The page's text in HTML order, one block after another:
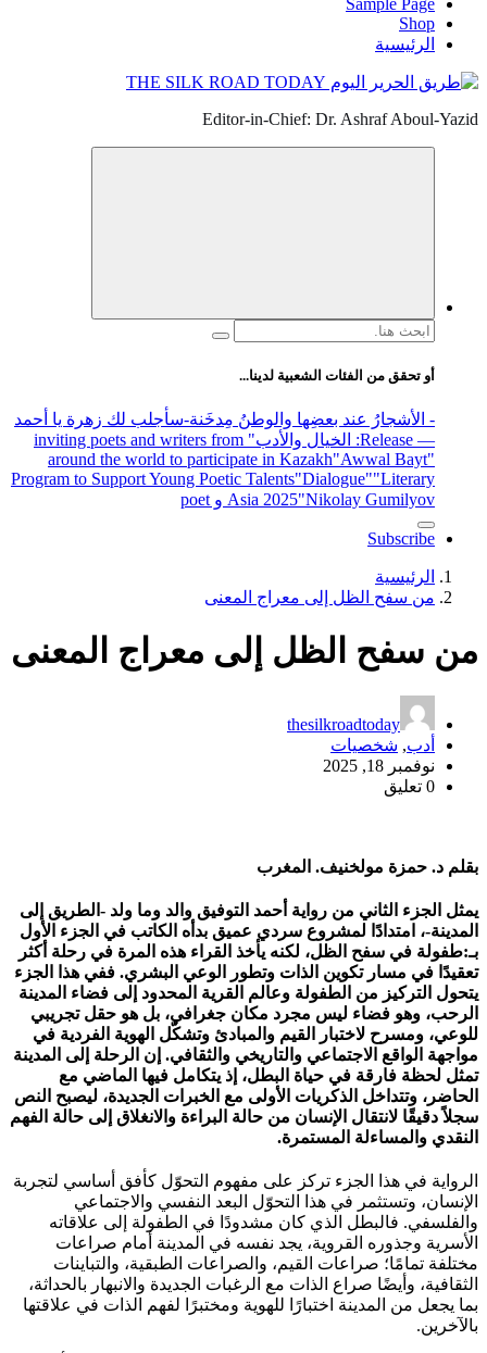
Sample Page
Shop
الرئيسية
Editor-in-Chief: Dr. Ashraf Aboul-Yazid
البحث
أو تحقق من الفئات الشعبية لدينا...
- الأشجارُ عند بعضِها والوطنُ مِدخَنة-سأجلب لك زهرة يا أحمد
— Release
: الخيال والأدب
" inviting poets and writers from
around the world to participate in Kazakh"Awwal Bayt"
Program to Support Young Poetic Talents"Dialogue""Literary
Asia 2025"Nikolay Gumilyov و poet
Subscribe
الرئيسية
من سفح الظل إلى معراج المعنى
من سفح الظل إلى معراج المعنى
thesilkroadtoday
أدب, شخصيات
نوفمبر 18, 2025
0 تعليق
بقلم د. حمزة مولخنيف. المغرب
يمثل الجزء الثاني من رواية أحمد التوفيق والد وما ولد -الطريق إلى
المدينة-، امتدادًا لمشروع سردي عميق بدأه الكاتب في الجزء الأول
بـ:طفولة في سفح الظل، لكنه يأخذ القراء هذه المرة في رحلة أكثر
تعقيدًا في مسار تكوين الذات وتطور الوعي البشري. ففي هذا الجزء
يتحول التركيز من الطفولة وعالم القرية المحدود إلى فضاء المدينة
الرحب، وهو فضاء ليس مجرد مكان جغرافي، بل هو حقل تجريبي
للوعي، ومسرح لاختبار القيم والمبادئ وتشكّل الهوية الفردية في
مواجهة الواقع الاجتماعي والتاريخي والثقافي. إن الرحلة إلى المدينة
تمثل لحظة فارقة في حياة البطل، إذ يتكامل فيها الماضي مع
الحاضر، وتتداخل الذكريات الأولى مع الخبرات الجديدة، ليصبح النص
سجلاً دقيقًا لانتقال الإنسان من حالة البراءة والانغلاق إلى حالة الفهم
النقدي والمساءلة المستمرة.
الرواية في هذا الجزء تركز على مفهوم التحوّل كأفق أساسي لتجربة
الإنسان، وتستثمر في هذا التحوّل البعد النفسي والاجتماعي
والفلسفي. فالبطل الذي كان مشدودًا في الطفولة إلى علاقاته
الأسرية وجذوره القروية، يجد نفسه في المدينة أمام صراعات
مختلفة تمامًا؛ صراعات القيم، والصراعات الطبقية، والتباينات
الثقافية، وأيضًا صراع الذات مع الرغبات الجديدة والانبهار بالحداثة،
بما يجعل من المدينة اختبارًا للهوية ومختبرًا لفهم الذات في علاقتها
بالآخرين.